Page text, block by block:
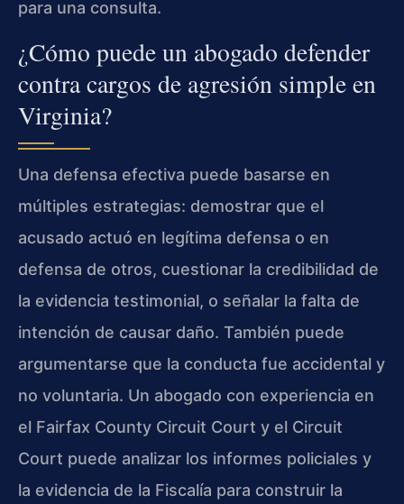
para una consulta.
¿Cómo puede un abogado defender
contra cargos de agresión simple en
Virginia?
Una defensa efectiva puede basarse en
múltiples estrategias: demostrar que el
acusado actuó en legítima defensa o en
defensa de otros, cuestionar la credibilidad de
la evidencia testimonial, o señalar la falta de
intención de causar daño. También puede
argumentarse que la conducta fue accidental y
no voluntaria. Un abogado con experiencia en
el Fairfax County Circuit Court y el Circuit
Court puede analizar los informes policiales y
la evidencia de la Fiscalía para construir la